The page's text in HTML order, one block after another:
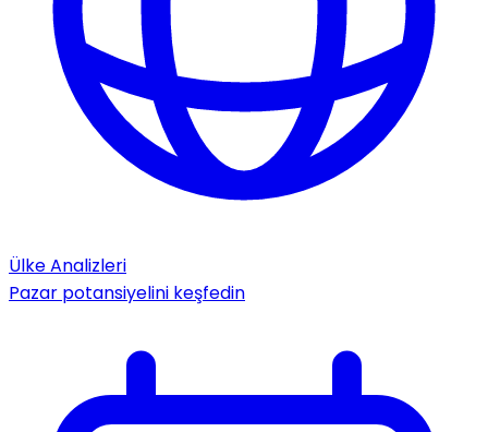
Ülke Analizleri
Pazar potansiyelini keşfedin